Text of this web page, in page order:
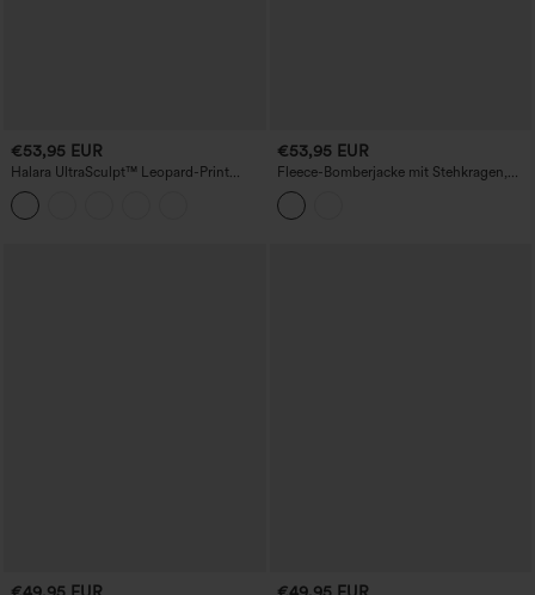
€53,95 EUR
Halara UltraSculpt™ Leopard-Print
Stehkragen Langarm-Freizeitjacke mit
Daumenloch und Taschen
€53,95 EUR
Fleece-Bomberjacke mit Stehkragen,
langen Ärmeln und Taschen